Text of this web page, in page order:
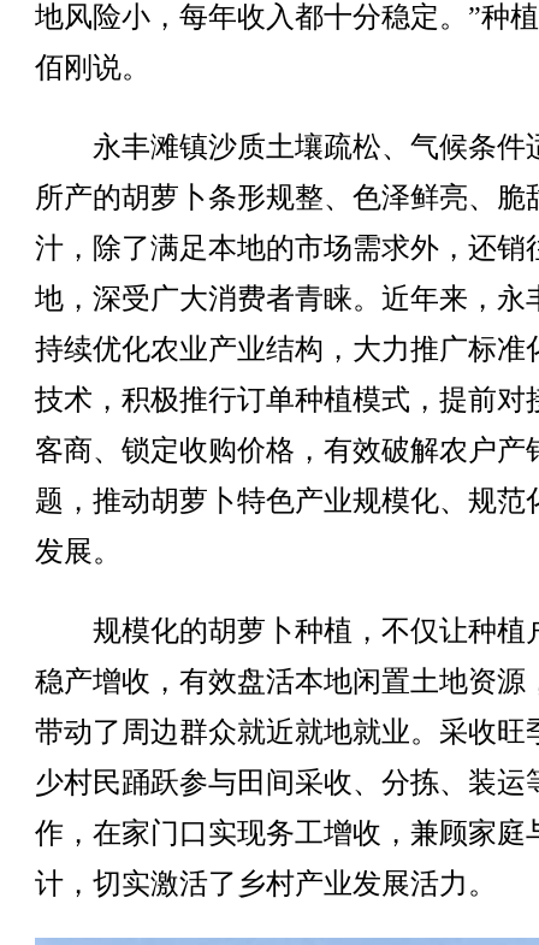
地风险小，每年收入都十分稳定。”种
佰刚说。
永丰滩镇沙质土壤疏松、气候条件
所产的胡萝卜条形规整、色泽鲜亮、脆
汁，除了满足本地的市场需求外，还销
地，深受广大消费者青睐。近年来，永
持续优化农业产业结构，大力推广标准
技术，积极推行订单种植模式，提前对
客商、锁定收购价格，有效破解农户产
题，推动胡萝卜特色产业规模化、规范
发展。
规模化的胡萝卜种植，不仅让种植
稳产增收，有效盘活本地闲置土地资源
带动了周边群众就近就地就业。采收旺
少村民踊跃参与田间采收、分拣、装运
作，在家门口实现务工增收，兼顾家庭
计，切实激活了乡村产业发展活力。